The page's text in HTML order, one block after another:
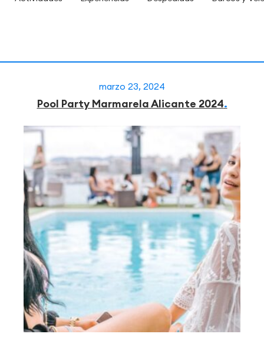
marzo 23, 2024
Pool Party Marmarela Alicante 2024